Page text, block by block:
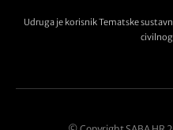
Udruga je korisnik Tematske